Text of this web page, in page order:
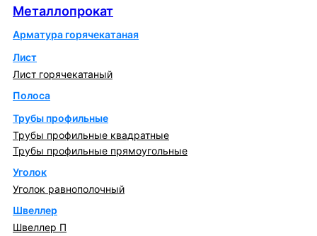
Металлопрокат
Арматура горячекатаная
Лист
Лист горячекатаный
Полоса
Трубы профильные
Трубы профильные квадратные
Трубы профильные прямоугольные
Уголок
Уголок равнополочный
Швеллер
Швеллер П